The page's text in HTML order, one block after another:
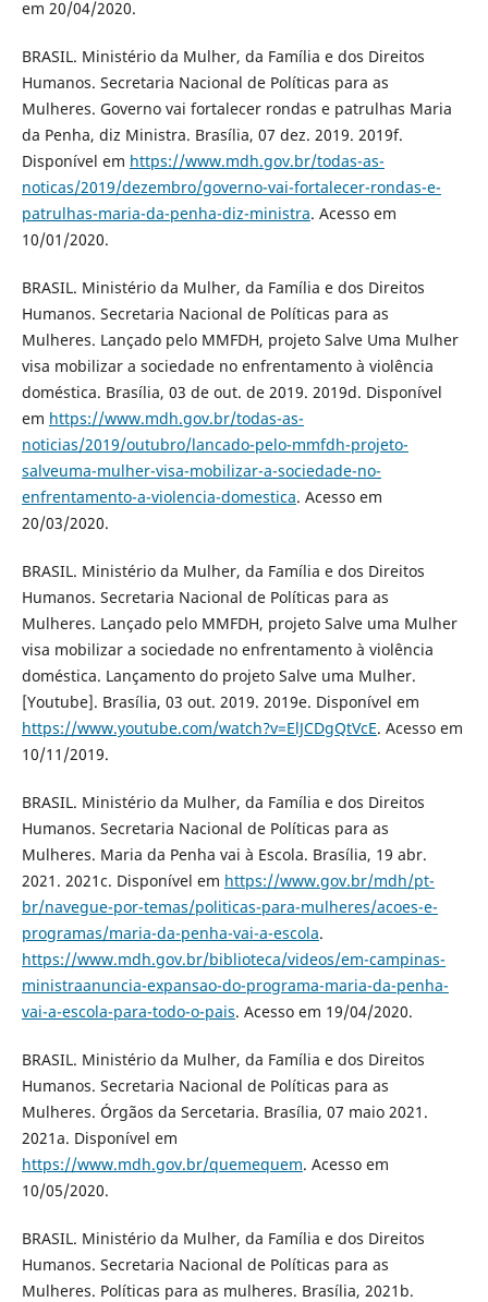
em 20/04/2020.
BRASIL. Ministério da Mulher, da Família e dos Direitos
Humanos. Secretaria Nacional de Políticas para as
Mulheres. Governo vai fortalecer rondas e patrulhas Maria
da Penha, diz Ministra. Brasília, 07 dez. 2019. 2019f.
Disponível em https://www.mdh.gov.br/todas-as-
noticas/2019/dezembro/governo-vai-fortalecer-rondas-e-
patrulhas-maria-da-penha-diz-ministra. Acesso em
10/01/2020.
BRASIL. Ministério da Mulher, da Família e dos Direitos
Humanos. Secretaria Nacional de Políticas para as
Mulheres. Lançado pelo MMFDH, projeto Salve Uma Mulher
visa mobilizar a sociedade no enfrentamento à violência
doméstica. Brasília, 03 de out. de 2019. 2019d. Disponível
em https://www.mdh.gov.br/todas-as-
noticias/2019/outubro/lancado-pelo-mmfdh-projeto-
salveuma-mulher-visa-mobilizar-a-sociedade-no-
enfrentamento-a-violencia-domestica. Acesso em
20/03/2020.
BRASIL. Ministério da Mulher, da Família e dos Direitos
Humanos. Secretaria Nacional de Políticas para as
Mulheres. Lançado pelo MMFDH, projeto Salve uma Mulher
visa mobilizar a sociedade no enfrentamento à violência
doméstica. Lançamento do projeto Salve uma Mulher.
[Youtube]. Brasília, 03 out. 2019. 2019e. Disponível em
https://www.youtube.com/watch?v=ElJCDgQtVcE. Acesso em
10/11/2019.
BRASIL. Ministério da Mulher, da Família e dos Direitos
Humanos. Secretaria Nacional de Políticas para as
Mulheres. Maria da Penha vai à Escola. Brasília, 19 abr.
2021. 2021c. Disponível em https://www.gov.br/mdh/pt-
br/navegue-por-temas/politicas-para-mulheres/acoes-e-
programas/maria-da-penha-vai-a-escola.
https://www.mdh.gov.br/biblioteca/videos/em-campinas-
ministraanuncia-expansao-do-programa-maria-da-penha-
vai-a-escola-para-todo-o-pais. Acesso em 19/04/2020.
BRASIL. Ministério da Mulher, da Família e dos Direitos
Humanos. Secretaria Nacional de Políticas para as
Mulheres. Órgãos da Sercetaria. Brasília, 07 maio 2021.
2021a. Disponível em
https://www.mdh.gov.br/quemequem. Acesso em
10/05/2020.
BRASIL. Ministério da Mulher, da Família e dos Direitos
Humanos. Secretaria Nacional de Políticas para as
Mulheres. Políticas para as mulheres. Brasília, 2021b.